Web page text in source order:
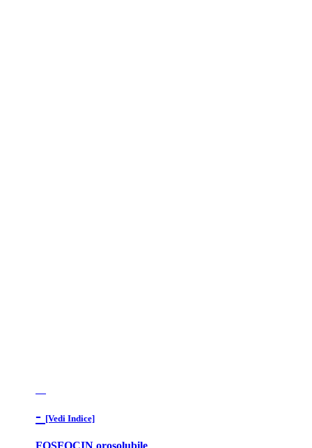
- [Vedi Indice]
FOSFOCIN orosolubile